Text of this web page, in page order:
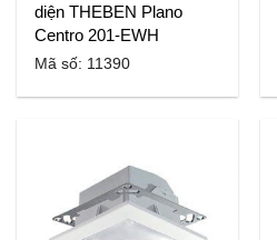
diện THEBEN Plano
Centro 201-EWH
Mã số: 11390